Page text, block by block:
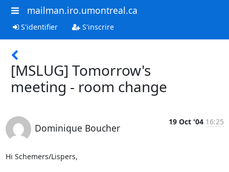
mailman.iro.umontreal.ca
S'identifier S'inscrire
[MSLUG] Tomorrow's
meeting - room change
Dominique Boucher
19 Oct '04 16:25
Hi Schemers/Lispers,